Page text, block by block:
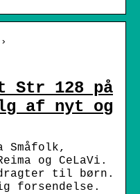
Str 128 på
af nyt og
og CeLaVi.
til børn.
forsendelse.